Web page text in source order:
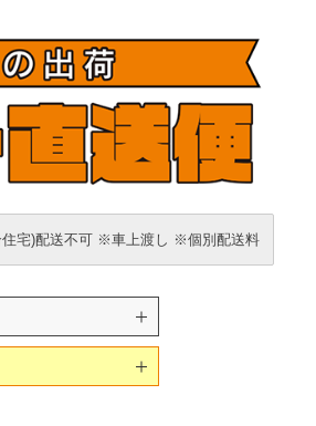
宅)配送不可 ※車上渡し ※個別配送料